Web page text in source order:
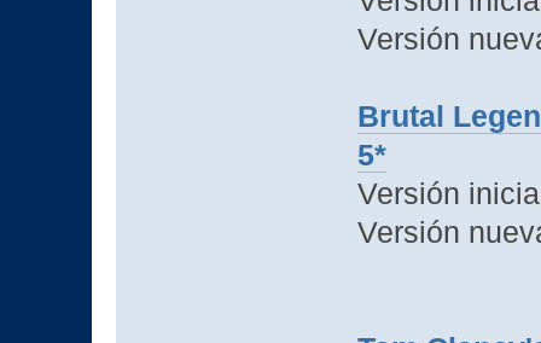
Versión
Brutal
5*
Versión
Versión